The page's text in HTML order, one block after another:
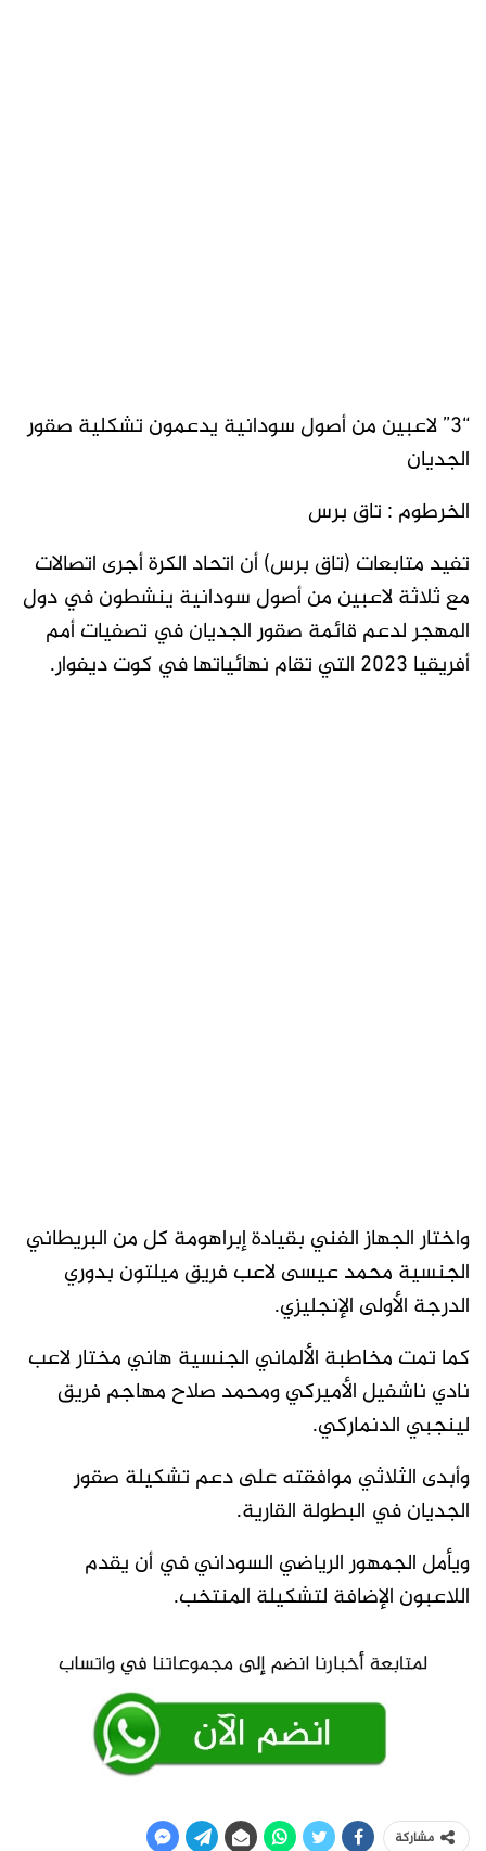
“3” لاعبين من أصول سودانية يدعمون تشكلية صقور
الجديان
الخرطوم : تاق برس
تفيد متابعات (تاق برس) أن اتحاد الكرة أجرى اتصالات
مع ثلاثة لاعبين من أصول سودانية ينشطون في دول
المهجر لدعم قائمة صقور الجديان في تصفيات أمم
أفريقيا 2023 التي تقام نهائياتها في كوت ديفوار.
واختار الجهاز الفني بقيادة إبراهومة كل من البريطاني
الجنسية محمد عيسى لاعب فريق ميلتون بدوري
الدرجة الأولى الإنجليزي.
كما تمت مخاطبة الألماني الجنسية هاني مختار لاعب
نادي ناشفيل الأميركي ومحمد صلاح مهاجم فريق
لينجبي الدنماركي.
وأبدى الثلاثي موافقته على دعم تشكيلة صقور
الجديان في البطولة القارية.
ويأمل الجمهور الرياضي السوداني في أن يقدم
اللاعبون الإضافة لتشكيلة المنتخب.
مشاركة